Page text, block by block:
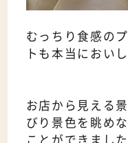
むっちり食感の
トも本当におい
お店から見える
びり景色を眺め